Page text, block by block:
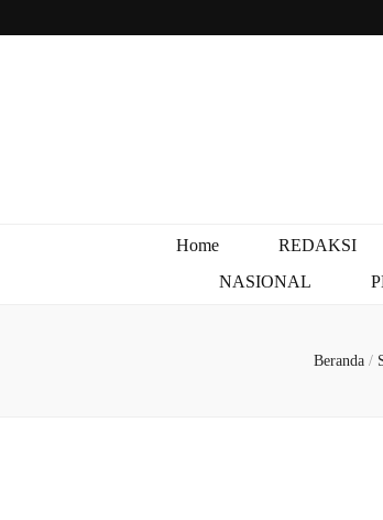
Home REDAKSI
NASIONAL
Beranda /